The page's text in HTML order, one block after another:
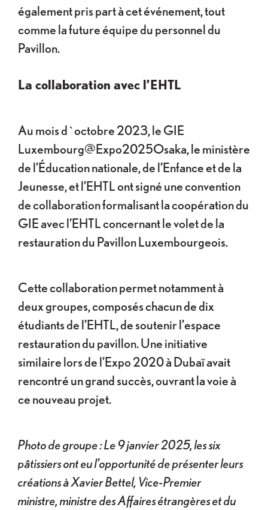
également pris part à cet événement, tout
comme la future équipe du personnel du
Pavillon.
La collaboration avec l’EHTL
Au mois d`octobre 2023, le GIE
Luxembourg@Expo2025Osaka, le ministère
de l’Éducation nationale, de l’Enfance et de la
Jeunesse, et l’EHTL ont signé une convention
de collaboration formalisant la coopération du
GIE avec l’EHTL concernant le volet de la
restauration du Pavillon Luxembourgeois.
Cette collaboration permet notamment à
deux groupes, composés chacun de dix
étudiants de l’EHTL, de soutenir l’espace
restauration du pavillon. Une initiative
similaire lors de l’Expo 2020 à Dubaï avait
rencontré un grand succès, ouvrant la voie à
ce nouveau projet.
Photo de groupe : Le 9 janvier 2025, les six
pâtissiers ont eu l’opportunité de présenter leurs
créations à Xavier Bettel, Vice-Premier
ministre, ministre des Affaires étrangères et du